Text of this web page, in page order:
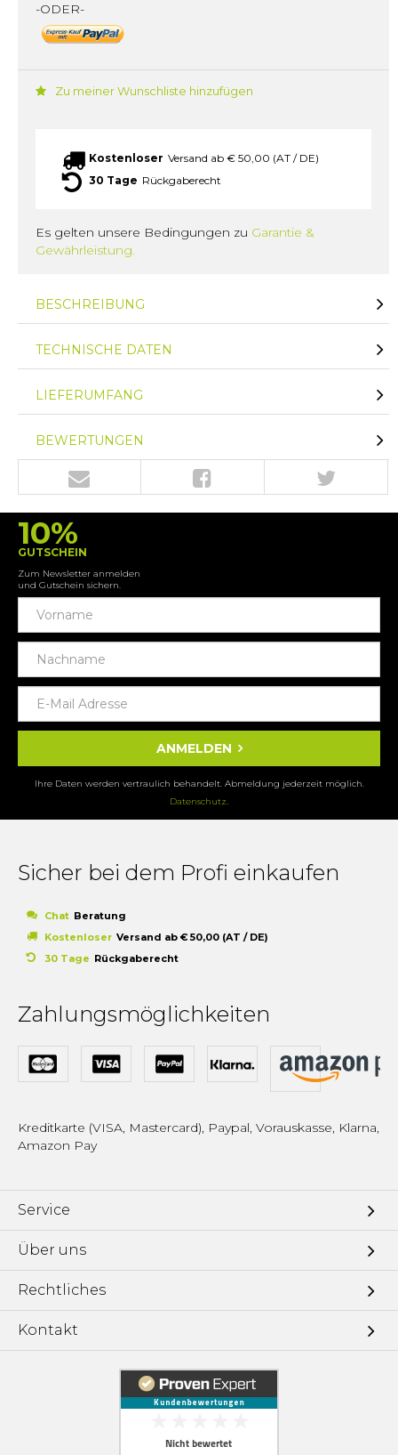
-ODER-
Zu meiner Wunschliste hinzufügen
Kostenloser Versand ab € 50,00 (AT / DE)
30 Tage Rückgaberecht
Es gelten unsere Bedingungen zu Garantie &
Gewährleistung.
BESCHREIBUNG
TECHNISCHE DATEN
LIEFERUMFANG
BEWERTUNGEN
10%
GUTSCHEIN
Zum Newsletter anmelden
und Gutschein sichern.
ANMELDEN
Ihre Daten werden vertraulich behandelt. Abmeldung jederzeit möglich.
Datenschutz.
Sicher bei dem Profi einkaufen
Chat Beratung
Kostenloser Versand ab € 50,00 (AT / DE)
30 Tage Rückgaberecht
Zahlungsmöglichkeiten
Kreditkarte (VISA, Mastercard), Paypal, Vorauskasse, Klarna,
Amazon Pay
Service
Über uns
Rechtliches
Kontakt